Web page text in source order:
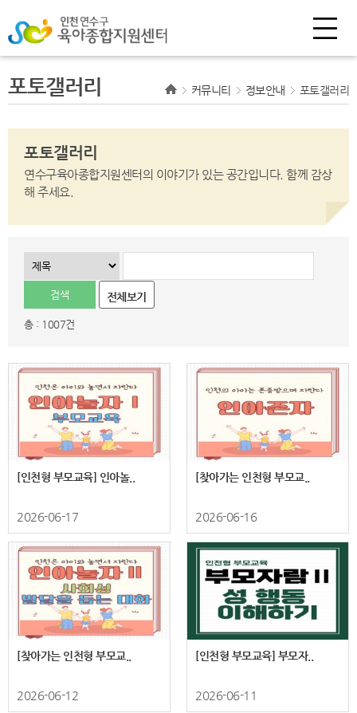
포토갤러리 커뮤니티 정보안내 포토갤러리
포토갤러리
연수구육아종합지원센터의 이야기가 있는 공간입니다. 함께 감상
해 주세요.
전체보기
총 : 1007건
[인천형 부모교육] 인아놀..
2026-06-17
[찾아가는 인천형 부모교..
2026-06-16
[찾아가는 인천형 부모교..
2026-06-12
[인천형 부모교육] 부모자..
2026-06-11